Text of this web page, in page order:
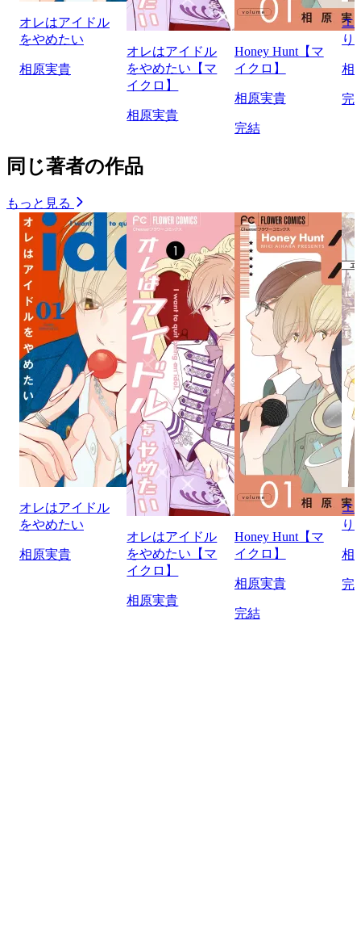
オレはアイドル
をやめたい
相原実貴
オレはアイドル
をやめたい【マ
イクロ】
相原実貴
Honey Hunt【マ
イクロ】
相原実貴
完結
エ
り
相
完
同じ著者の作品
もっと見る
オレはアイドル
をやめたい
相原実貴
オレはアイドル
をやめたい【マ
イクロ】
相原実貴
Honey Hunt【マ
イクロ】
相原実貴
完結
エ
り
相
完